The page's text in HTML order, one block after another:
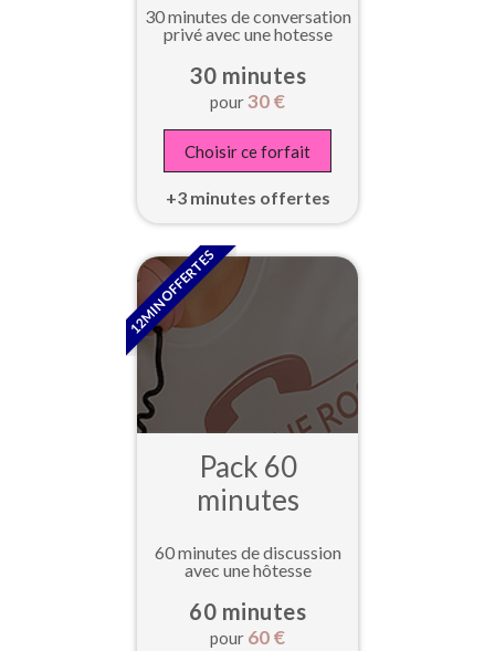
30 minutes de conversation
privé avec une hotesse
30 minutes
pour 30€
Choisir ce forfait
+3 minutes offertes
12MIN OFFERTES
Pack 60
minutes
60 minutes de discussion
avec une hôtesse
60 minutes
pour 60€